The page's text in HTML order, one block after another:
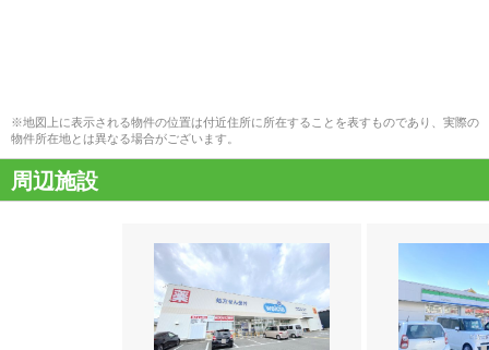
※地図上に表示される物件の位置は付近住所に所在することを表すものであり、実際の
物件所在地とは異なる場合がございます。
周辺施設